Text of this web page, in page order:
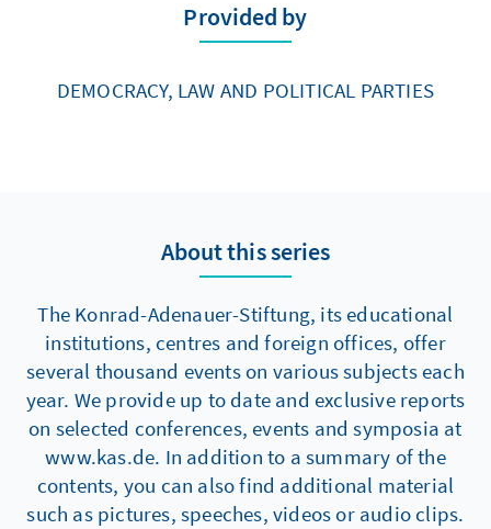
Provided by
DEMOCRACY, LAW AND POLITICAL PARTIES
About this series
The Konrad-Adenauer-Stiftung, its educational
institutions, centres and foreign offices, offer
several thousand events on various subjects each
year. We provide up to date and exclusive reports
on selected conferences, events and symposia at
www.kas.de. In addition to a summary of the
contents, you can also find additional material
such as pictures, speeches, videos or audio clips.